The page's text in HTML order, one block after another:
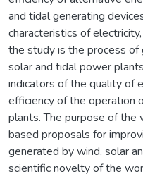
and tidal generating
characteristics of
the study is the process
solar and tidal power
indicators of the quality of
efficiency of the operation
plants. The purpose of
based proposals for
generated by wind, solar
scientific novelty of the